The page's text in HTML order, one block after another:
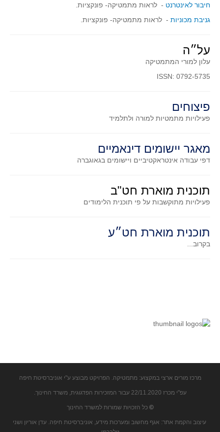
חיבור לאינטרנט - לראות מתמטיקה- פונקציות.
גניבת מכוניות - לראות מתמטיקה- פונקציות.
על״ה
עלון למורי המתמטיקה
ISSN: 0792-5735
פיצוחים
פעילויות מתמטיות למורה ולתלמיד
מאגר יישומים דינאמיים
דפי עבודה אינטראקטיביים ויישומים בגאוגברה
תוכנית מוארת חט"ב
פעילויות מתוקשבות על פי תוכנית הלימודים
תוכנית מוארת חט״ע
בקרוב...
מרכז מורים ארצי במקצוע: מתמטיקה. הפרויקט מבוצע ע"י אוניברסיטת חיפה
עפ"י מכרז 22/11.2020 עבור המזכירות הפדגוגית, משרד החינוך.
© כל הזכויות שמורות למשרד החינוך
עיצוב והקמת אתר: אגף מחשוב ומערכות מידע, אוניברסיטת חיפה. עדן אוריון ושני